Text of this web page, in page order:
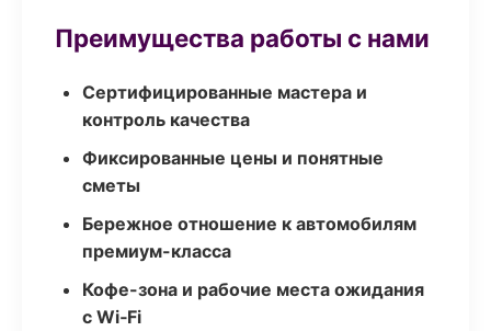
Преимущества работы с нами
Сертифицированные мастера и
контроль качества
Фиксированные цены и понятные
сметы
Бережное отношение к автомобилям
премиум-класса
Кофе-зона и рабочие места ожидания
с Wi‑Fi